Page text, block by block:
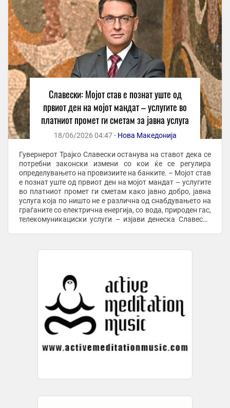
Славески: Мојот став е познат уште од
првиот ден на мојот мандат – услугите во
платниот промет ги сметам за јавна услуга
18/06/2026 04:47 - Нова Македонија
Гувернерот Трајко Славески останува на ставот дека се
потребни законски измени со кои ќе се регулира
определувањето на провизиите на банките. – Мојот став
е познат уште од првиот ден на мојот мандат – услугите
во платниот промет ги сметам како јавно добро, јавна
услуга која по ништо не е различна од снабдувањето на
граѓаните со електрична енергија, со вода, природен гас,
телекомуникациски услуги – изјави денеска Славески